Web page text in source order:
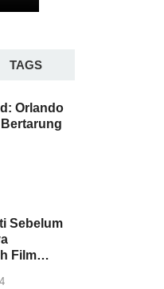
TAGS
Orlando
Sebelum
Film…